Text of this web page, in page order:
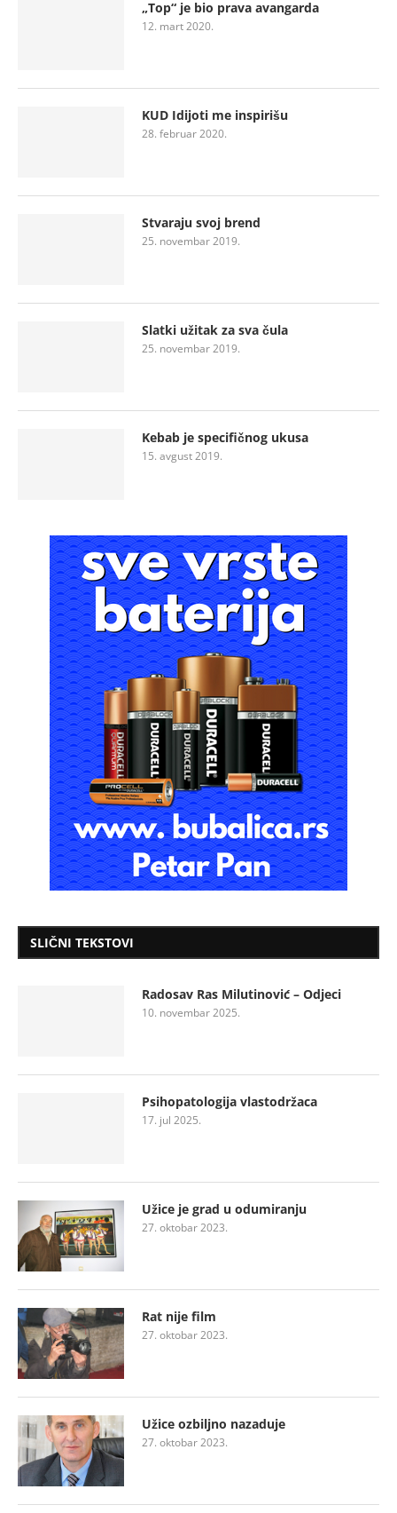
„Top“ je bio prava avangarda
12. mart 2020.
KUD Idijoti me inspirišu
28. februar 2020.
Stvaraju svoj brend
25. novembar 2019.
Slatki užitak za sva čula
25. novembar 2019.
Kebab je specifičnog ukusa
15. avgust 2019.
SLIČNI TEKSTOVI
Radosav Ras Milutinović – Odjeci
10. novembar 2025.
Psihopatologija vlastodržaca
17. jul 2025.
Užice je grad u odumiranju
27. oktobar 2023.
Rat nije film
27. oktobar 2023.
Užice ozbiljno nazaduje
27. oktobar 2023.